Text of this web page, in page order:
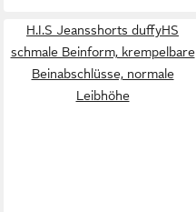
H.I.S Jeansshorts duffyHS
schmale Beinform, krempelbare
Beinabschlüsse, normale
Leibhöhe